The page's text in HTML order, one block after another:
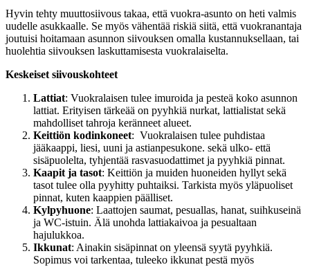
Hyvin tehty muuttosiivous takaa, että vuokra-asunto on heti valmis
uudelle asukkaalle. Se myös vähentää riskiä siitä, että vuokranantaja
joutuisi hoitamaan asunnon siivouksen omalla kustannuksellaan, tai
huolehtia siivouksen laskuttamisesta vuokralaiselta.
Keskeiset siivouskohteet
Lattiat: Vuokralaisen tulee imuroida ja pesteä koko asunnon
lattiat. Erityisen tärkeää on pyyhkiä nurkat, lattialistat sekä
mahdolliset tahroja keränneet alueet.
Keittiön kodinkoneet: Vuokralaisen tulee puhdistaa
jääkaappi, liesi, uuni ja astianpesukone. sekä ulko- että
sisäpuolelta, tyhjentää rasvasuodattimet ja pyyhkiä pinnat.
Kaapit ja tasot: Keittiön ja muiden huoneiden hyllyt sekä
tasot tulee olla pyyhitty puhtaiksi. Tarkista myös yläpuoliset
pinnat, kuten kaappien päälliset.
Kylpyhuone: Laattojen saumat, pesuallas, hanat, suihkuseinä
ja WC-istuin. Älä unohda lattiakaivoa ja pesualtaan
hajulukkoa.
Ikkunat: Ainakin sisäpinnat on yleensä syytä pyyhkiä.
Sopimus voi tarkentaa, tuleeko ikkunat pestä myös